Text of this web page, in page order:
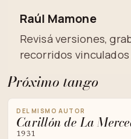
Raúl Mamone
Revisá versiones,
recorridos
Próximo tango
DEL MISMO AUTOR
Carillón de La
1931